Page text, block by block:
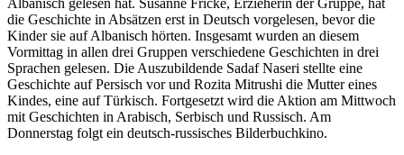
Albanisch gelesen hat. Susanne Fricke, Erzieherin der Gruppe, hat
die Geschichte in Absätzen erst in Deutsch vorgelesen, bevor die
Kinder sie auf Albanisch hörten. Insgesamt wurden an diesem
Vormittag in allen drei Gruppen verschiedene Geschichten in drei
Sprachen gelesen. Die Auszubildende Sadaf Naseri stellte eine
Geschichte auf Persisch vor und Rozita Mitrushi die Mutter eines
Kindes, eine auf Türkisch. Fortgesetzt wird die Aktion am Mittwoch
mit Geschichten in Arabisch, Serbisch und Russisch. Am
Donnerstag folgt ein deutsch-russisches Bilderbuchkino.